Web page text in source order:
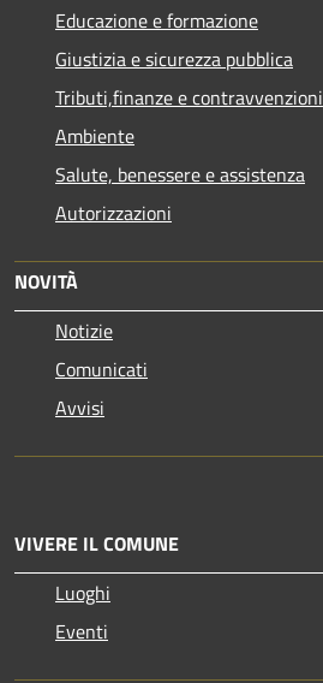
Educazione e formazione
Giustizia e sicurezza pubblica
Tributi,finanze e contravvenzioni
Ambiente
Salute, benessere e assistenza
Autorizzazioni
NOVITÀ
Notizie
Comunicati
Avvisi
VIVERE IL COMUNE
Luoghi
Eventi